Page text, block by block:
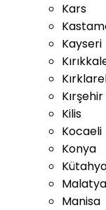
Kars
Kayseri
Kırşehir
Kilis
Kocaeli
Konya
Malatya
Manisa